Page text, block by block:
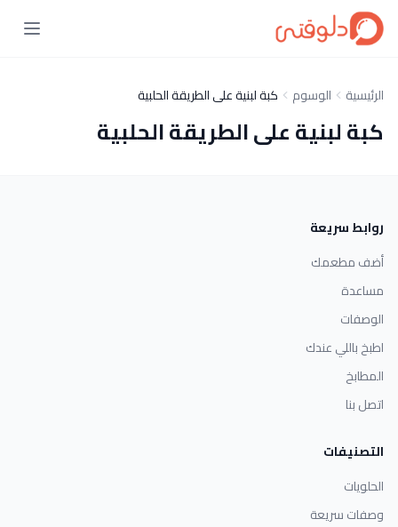
الرئيسية الوسوم كبة لبنية على الطريقة الحلبية
كبة لبنية على الطريقة الحلبية
روابط سريعة
أضف مطعمك
مساعدة
الوصفات
اطبخ باللي عندك
المطابخ
اتصل بنا
التصنيفات
الحلويات
وصفات سريعة